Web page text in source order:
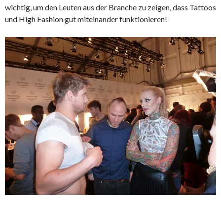
wichtig, um den Leuten aus der Branche zu zeigen, dass Tattoos
und High Fashion gut miteinander funktionieren!